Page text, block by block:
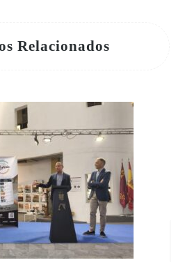
Relacionados